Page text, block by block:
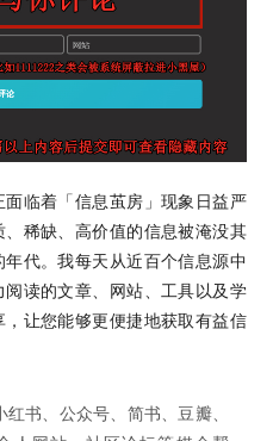
临着「信息茧房」现象日益严
稀缺、高价值的信息被淹没其
代。我每天从近百个信息源中
读的文章、网站、工具以及学
让您能够更便捷地获取有益信
书、公众号、简书、豆瓣、